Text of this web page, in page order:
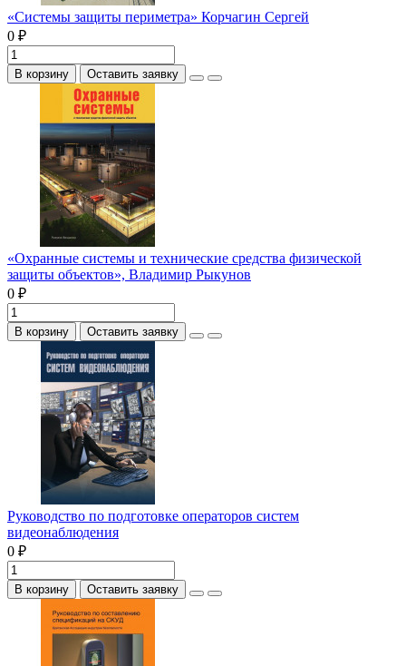
«Системы защиты периметра» Корчагин Сергей
0 ₽
В корзину Оставить заявку
«Охранные системы и технические средства физической
защиты объектов», Владимир Рыкунов
0 ₽
В корзину Оставить заявку
Руководство по подготовке операторов систем
видеонаблюдения
0 ₽
В корзину Оставить заявку